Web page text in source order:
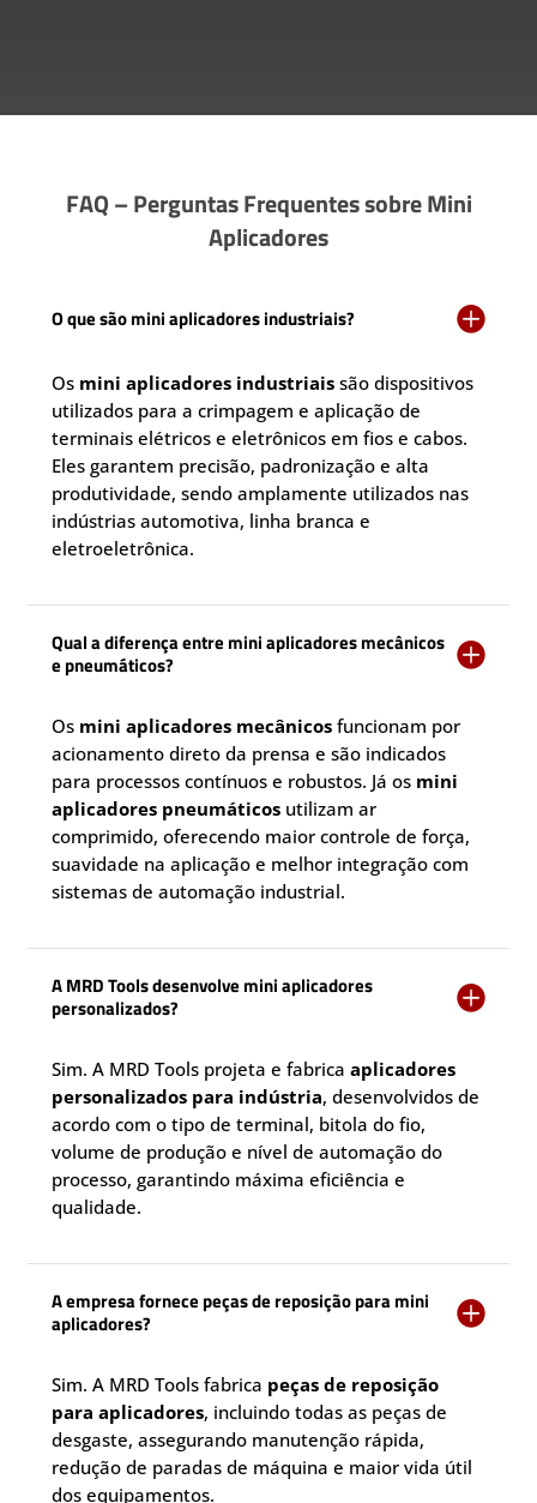
FAQ – Perguntas Frequentes sobre Mini
Aplicadores
O que são mini aplicadores industriais? 
Os mini aplicadores industriais são dispositivos
utilizados para a crimpagem e aplicação de
terminais elétricos e eletrônicos em fios e cabos.
Eles garantem precisão, padronização e alta
produtividade, sendo amplamente utilizados nas
indústrias automotiva, linha branca e
eletroeletrônica.
Qual a diferença entre mini aplicadores mecânicos
e pneumáticos?

Os mini aplicadores mecânicos funcionam por
acionamento direto da prensa e são indicados
para processos contínuos e robustos. Já os mini
aplicadores pneumáticos utilizam ar
comprimido, oferecendo maior controle de força,
suavidade na aplicação e melhor integração com
sistemas de automação industrial.
A MRD Tools desenvolve mini aplicadores
personalizados?

Sim. A MRD Tools projeta e fabricaaplicadores
personalizados para indústria, desenvolvidos de
acordo com o tipo de terminal, bitola do fio,
volume de produção e nível de automação do
processo, garantindo máxima eficiência e
qualidade.
A empresa fornece peças de reposição para mini
aplicadores?

Sim. A MRD Tools fabrica peças de reposição
para aplicadores, incluindo todas as peças de
desgaste, assegurando manutenção rápida,
redução de paradas de máquina e maior vida útil
dos equipamentos.